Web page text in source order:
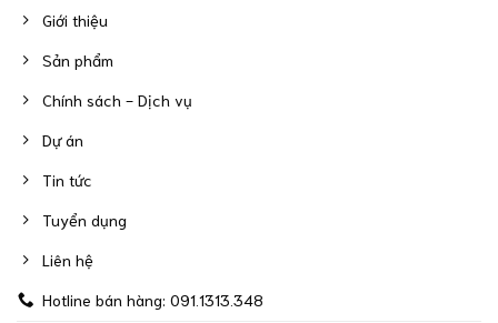
Giới thiệu
Sản phẩm
Chính sách - Dịch vụ
Dự án
Tin tức
Tuyển dụng
Liên hệ
Hotline bán hàng: 091.1313.348